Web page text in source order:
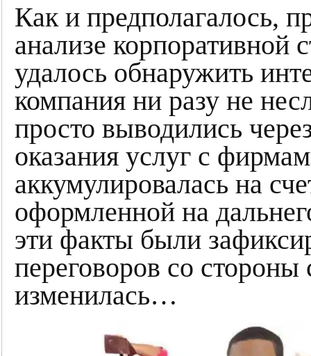
Как и предполагалось,
анализе корпоративной
удалось обнаружить
компания ни разу не
просто выводились
оказания услуг с
аккумулировалась на
оформленной на
эти факты были
переговоров со стороны
изменилась…